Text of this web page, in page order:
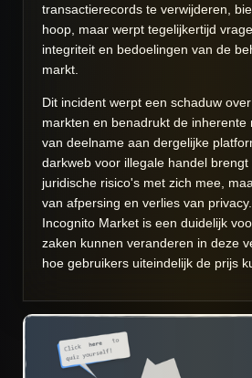
transactierecords te verwijderen,
hoop, maar werpt tegelijkertijd
integriteit en bedoelingen van de
markt.
Dit incident werpt een schaduw
markten en benadrukt de inherente
van deelname aan dergelijke
darkweb voor illegale handel brengt
juridische risico's met zich mee,
van afpersing en verlies van
Incognito Market is een duidelijk
zaken kunnen veranderen in deze
hoe gebruikers uiteindelijk de prijs